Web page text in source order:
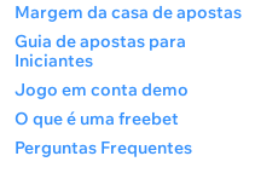
Margem da casa de apostas
Guia de apostas para
Iniciantes
Jogo em conta demo
O que é uma freebet
Perguntas Frequentes